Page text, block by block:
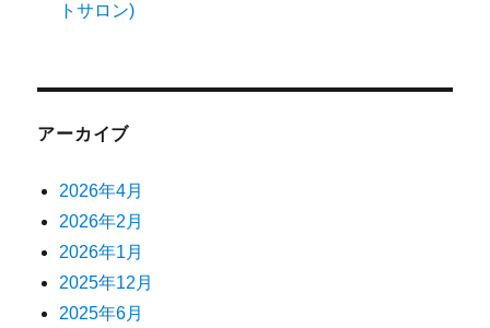
トサロン)
アーカイブ
2026年4月
2026年2月
2026年1月
2025年12月
2025年6月